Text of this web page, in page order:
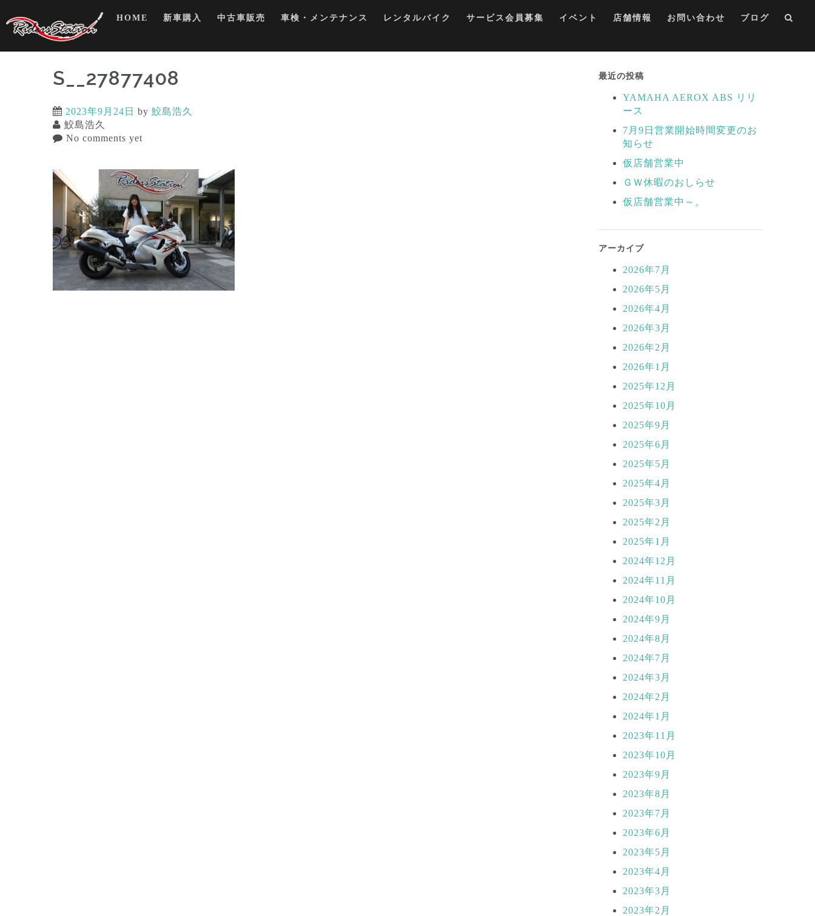
to
content
HOME 新車購入 中古車販売 車検・メンテナンス レンタルバイク サービス会員募集 イベント 店舗情報 お問い合わせ ブログ
S__27877408
2023年9月24日 by 鮫島浩久
鮫島浩久
No comments yet
最近の投稿
YAMAHA AEROX ABS リリ
ース
7月9日営業開始時間変更のお
知らせ
仮店舗営業中
ＧＷ休暇のおしらせ
仮店舗営業中～。
アーカイブ
2026年7月
2026年5月
2026年4月
2026年3月
2026年2月
2026年1月
2025年12月
2025年10月
2025年9月
2025年6月
2025年5月
2025年4月
2025年3月
2025年2月
2025年1月
2024年12月
2024年11月
2024年10月
2024年9月
2024年8月
2024年7月
2024年3月
2024年2月
2024年1月
2023年11月
2023年10月
2023年9月
2023年8月
2023年7月
2023年6月
2023年5月
2023年4月
2023年3月
2023年2月